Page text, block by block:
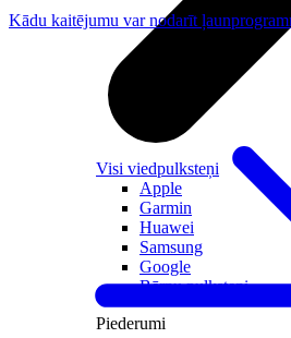
Visi viedpulksteņi
Apple
Garmin
Huawei
Samsung
Google
Bērnu pulksteņi
Piederumi
Kādu kaitējumu var nodarīt